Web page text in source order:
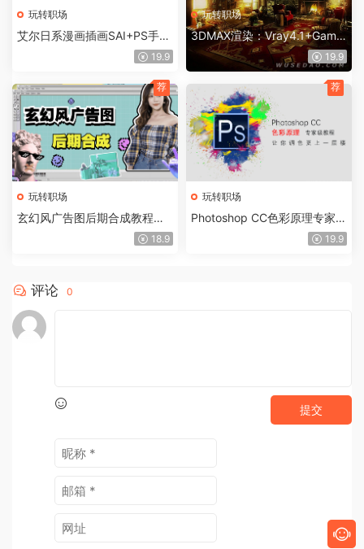
玩转职场
艾尔日系漫画插画SAI+PS手绘
19.9
玩转职场
3DMAX渲染：Vray4.1+Gama
2.2+Ipr交互渲染
19.9
玩转职场
玄幻风广告图后期合成教程：
广告拼创意，创意靠合成
18.9
荐
玩转职场
Photoshop CC色彩原理专家级
教程，让你调色更上一层楼19.9
荐
评论 0
提交